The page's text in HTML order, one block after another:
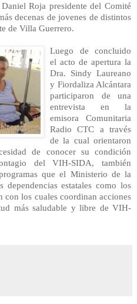
Roja presidente del Comité
decenas de jovenes de distintos
de Villa Guerrero.
Luego de concluido
el acto de apertura la
Dra. Sindy Laureano
y Fiordaliza Alcántara
participaron de una
entrevista en la
emisora Comunitaria
Radio CTC a través
de la cual orientaron
de conocer su condición
del VIH-SIDA, también
que el Ministerio de la
estatales como los
los cuales coordinan acciones
más saludable y libre de VIH-